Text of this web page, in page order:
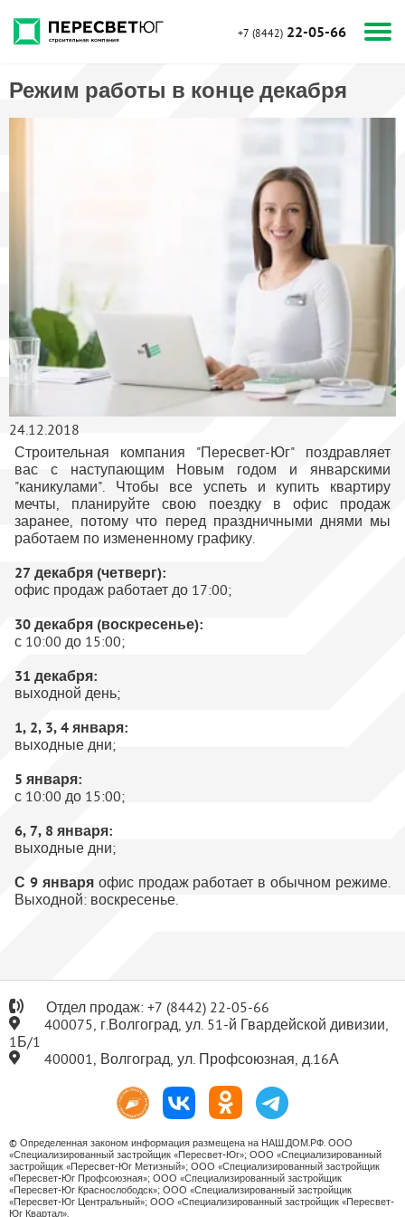
+7 (8442) 22-05-66
Режим работы в конце декабря
24.12.2018
Строительная компания "Пересвет-Юг" поздравляет
вас с наступающим Новым годом и январскими
"каникулами". Чтобы все успеть и купить квартиру
мечты, планируйте свою поездку в офис продаж
заранее, потому что перед праздничными днями мы
работаем по измененному графику.
27 декабря (четверг):
офис продаж работает до 17:00;
30 декабря (воскресенье):
с 10:00 до 15:00;
31 декабря:
выходной день;
1, 2, 3, 4 января:
выходные дни;
5 января:
с 10:00 до 15:00;
6, 7, 8 января:
выходные дни;
С 9 январяофис продаж работает в обычном режиме.
Выходной: воскресенье.
Отдел продаж: +7 (8442) 22-05-66
400075, г.Волгоград, ул. 51-й Гвардейской дивизии,
1Б/1
400001, Волгоград, ул. Профсоюзная, д.16А
© Определенная законом информация размещена на НАШ.ДОМ.РФ. ООО
«Специализированный застройщик «Пересвет-Юг»; ООО «Специализированный
застройщик «Пересвет-Юг Метизный»; ООО «Специализированный застройщик
«Пересвет-Юг Профсоюзная»; ООО «Специализированный застройщик
«Пересвет-Юг Краснослободск»; ООО «Специализированный застройщик
«Пересвет-Юг Центральный»; ООО «Специализированный застройщик «Пересвет-
Юг Квартал».